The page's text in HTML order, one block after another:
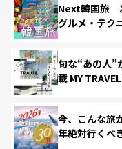
Next韓国旅
グルメ・テク
旬な“あの人”
載 MY
今、こんな旅
年絶対行くべ